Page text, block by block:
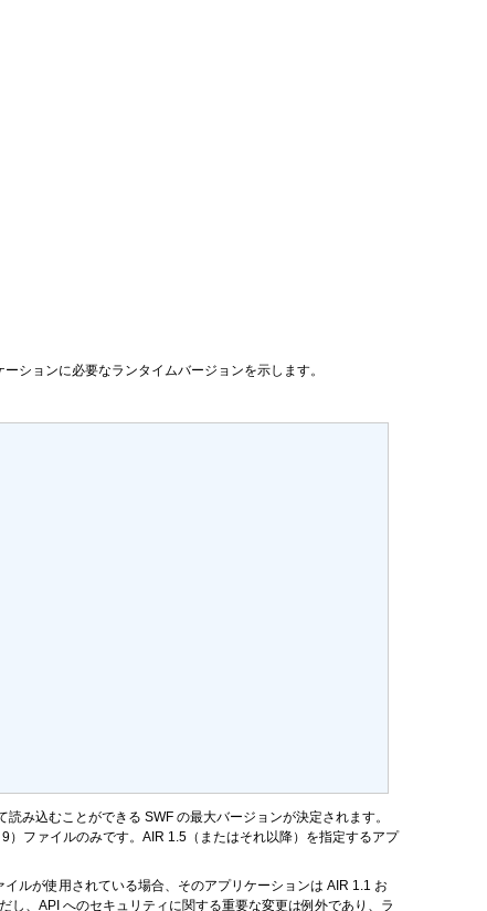
ションに必要なランタイムバージョンを示します。
み込むことができる SWF の最大バージョンが決定されます。
ファイルのみです。AIR 1.5（またはそれ以降）を指定するアプ
ルが使用されている場合、そのアプリケーションは AIR 1.1 お
、API へのセキュリティに関する重要な変更は例外であり、ラ